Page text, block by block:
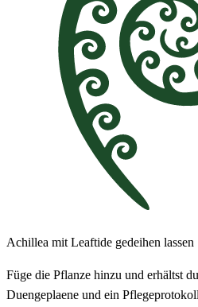
Achillea mit Leaftide gedeihen lassen
Füge die Pflanze hinzu und erhältst
Duengeplaene und ein